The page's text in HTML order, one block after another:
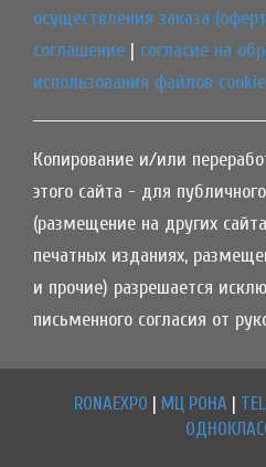
осуществления заказа
соглашение | согласие на
использования файлов cookie
Копирование и/или
этого сайта - для
(размещение на других
печатных изданиях,
и прочие) разрешается
письменного согласия от
RONAEXPO МЦ РОНА